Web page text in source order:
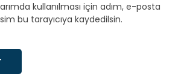
kullanılması için adım, e-posta
bu tarayıcıya kaydedilsin.